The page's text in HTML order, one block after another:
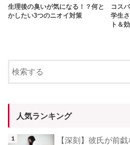
生理後の臭いが気になる！？何と
かしたい3つのニオイ対策
コス
学生
ト＆
人気ランキング
【深刻】彼氏が前